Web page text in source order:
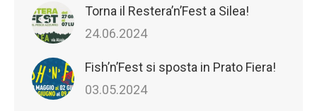
Torna il Restera’n’Fest a Silea!
24.06.2024
Fish’n’Fest si sposta in Prato Fiera!
03.05.2024